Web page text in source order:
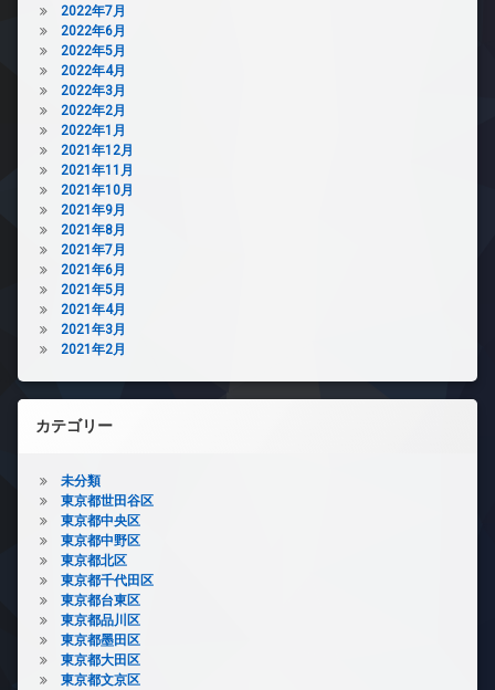
2022年7月
2022年6月
2022年5月
2022年4月
2022年3月
2022年2月
2022年1月
2021年12月
2021年11月
2021年10月
2021年9月
2021年8月
2021年7月
2021年6月
2021年5月
2021年4月
2021年3月
2021年2月
カテゴリー
未分類
東京都世田谷区
東京都中央区
東京都中野区
東京都北区
東京都千代田区
東京都台東区
東京都品川区
東京都墨田区
東京都大田区
東京都文京区